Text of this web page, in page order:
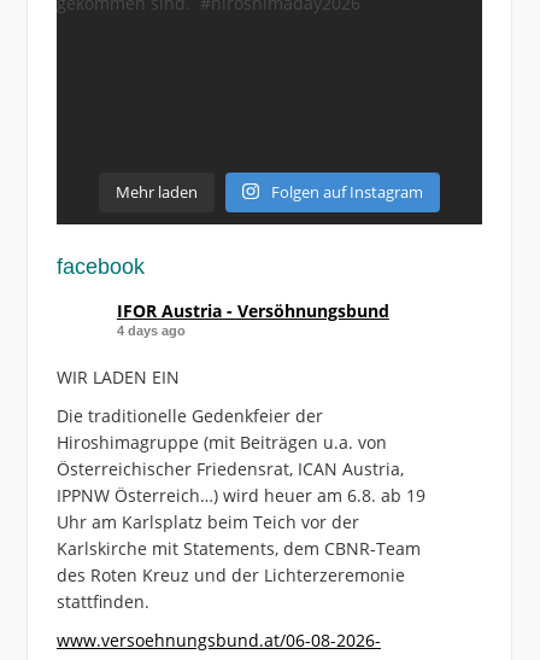
Mehr laden Folgen auf Instagram
facebook
IFOR Austria - Versöhnungsbund
4 days ago
WIR LADEN EIN
Die traditionelle Gedenkfeier der
Hiroshimagruppe (mit Beiträgen u.a. von
Österreichischer Friedensrat, ICAN Austria,
IPPNW Österreich…) wird heuer am 6.8. ab 19
Uhr am Karlsplatz beim Teich vor der
Karlskirche mit Statements, dem CBNR-Team
des Roten Kreuz und der Lichterzeremonie
stattfinden.
www.versoehnungsbund.at/06-08-2026-